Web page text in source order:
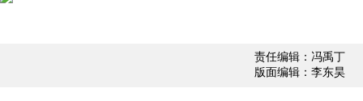
责任编辑：冯禹丁
版面编辑：李东昊